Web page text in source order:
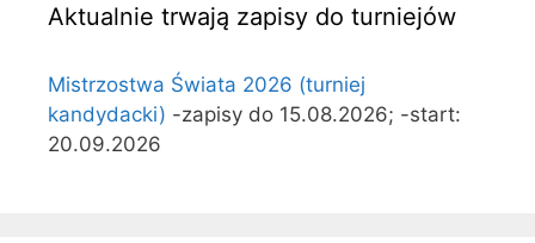
Aktualnie trwają zapisy do turniejów
Mistrzostwa Świata 2026 (turniej
kandydacki) -zapisy do 15.08.2026; -start:
20.09.2026